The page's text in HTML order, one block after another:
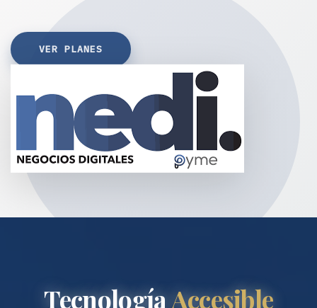
VER PLANES
TecnologíaAccesible